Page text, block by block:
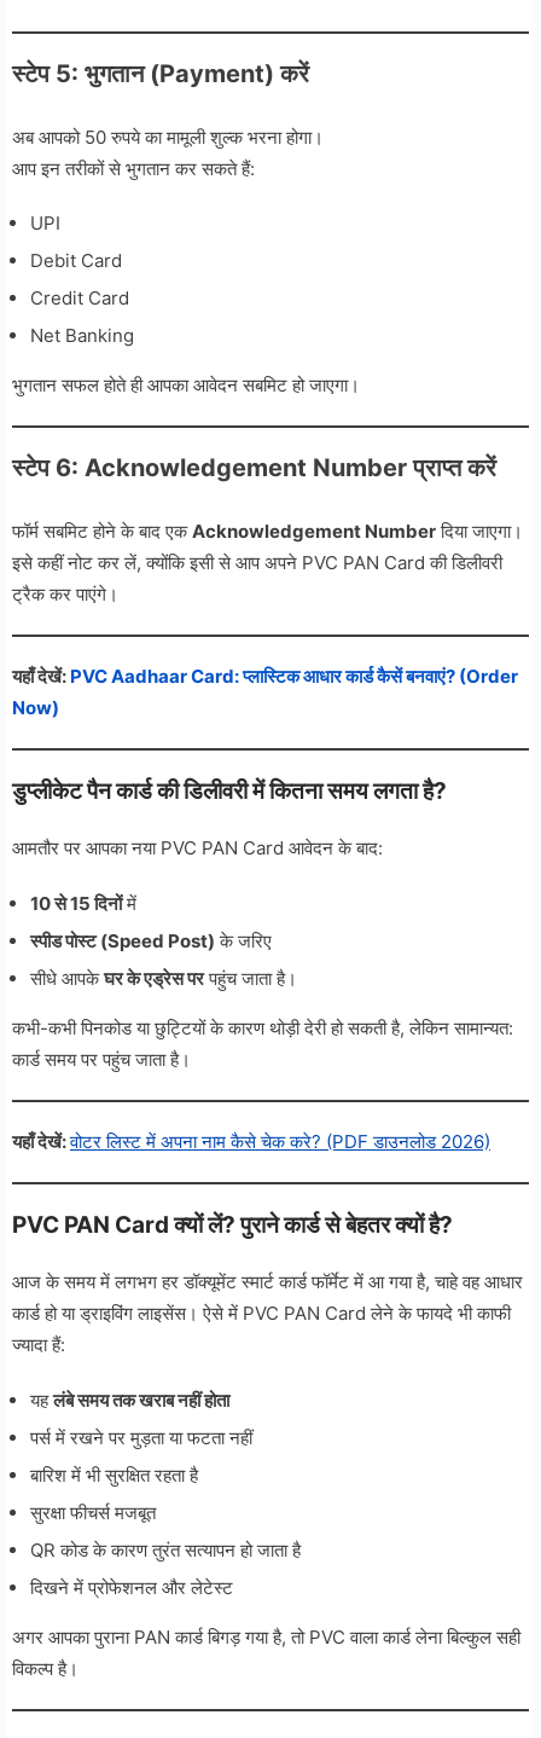
स्टेप 5: भुगतान (Payment) करें
अब आपको 50 रुपये का मामूली शुल्क भरना होगा।
आप इन तरीकों से भुगतान कर सकते हैं:
UPI
Debit Card
Credit Card
Net Banking
भुगतान सफल होते ही आपका आवेदन सबमिट हो जाएगा।
स्टेप 6: Acknowledgement Number प्राप्त करें
फॉर्म सबमिट होने के बाद एकAcknowledgement Numberदिया जाएगा।
इसे कहीं नोट कर लें, क्योंकि इसी से आप अपने PVC PAN Card की डिलीवरी
ट्रैक कर पाएंगे।
यहाँ देखें: PVC Aadhaar Card: प्लास्टिक आधार कार्ड कैसें बनवाएं? (Order
Now)
डुप्लीकेट पैन कार्ड की डिलीवरी में कितना समय लगता है?
आमतौर पर आपका नया PVC PAN Card आवेदन के बाद:
10 से 15 दिनोंमें
स्पीड पोस्ट (Speed Post) के जरिए
सीधे आपकेघर के एड्रेस परपहुंच जाता है।
कभी-कभी पिनकोड या छुट्टियों के कारण थोड़ी देरी हो सकती है, लेकिन सामान्यत:
कार्ड समय पर पहुंच जाता है।
यहाँ देखें:वोटर लिस्ट में अपना नाम कैसे चेक करे? (PDF डाउनलोड 2026)
PVC PAN Card क्यों लें? पुराने कार्ड से बेहतर क्यों है?
आज के समय में लगभग हर डॉक्यूमेंट स्मार्ट कार्ड फॉर्मेट में आ गया है, चाहे वह आधार
कार्ड हो या ड्राइविंग लाइसेंस। ऐसे में PVC PAN Card लेने के फायदे भी काफी
ज्यादा हैं:
यहलंबे समय तक खराब नहीं होता
पर्स में रखने पर मुड़ता या फटता नहीं
बारिश में भी सुरक्षित रहता है
सुरक्षा फीचर्स मजबूत
QR कोड के कारण तुरंत सत्यापन हो जाता है
दिखने में प्रोफेशनल और लेटेस्ट
अगर आपका पुराना PAN कार्ड बिगड़ गया है, तो PVC वाला कार्ड लेना बिल्कुल सही
विकल्प है।